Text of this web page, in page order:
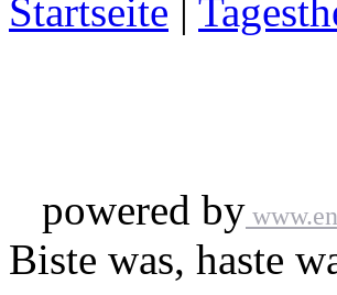
Startseite |
powered by
Biste was, haste